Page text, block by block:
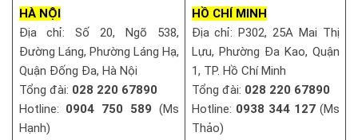
HÀ NỘI
Địa chỉ: Số 20, Ngõ 538,
Đường Láng, Phường Láng Hạ,
Quận Đống Đa, Hà Nội
Tổng đài: 028 220 67890
Hotline: 0904 750 589 (Ms
Hạnh)
HỒ CHÍ MINH
Địa chỉ: P302, 25A Mai Thị
Lựu, Phường Đa Kao, Quận
1, TP. Hồ Chí Minh
Tổng đài: 028 220 67890
Hotline: 0938 344 127(Ms
Thảo)